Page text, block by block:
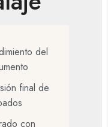
del
final de
con